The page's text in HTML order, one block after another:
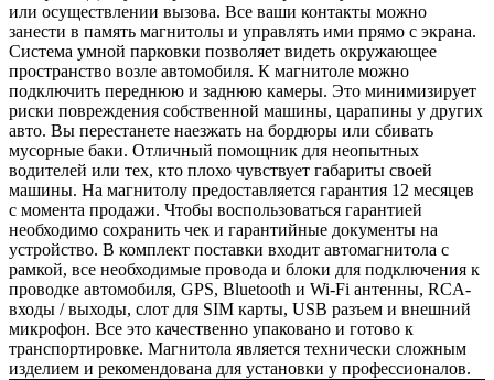
или осуществлении вызова. Все ваши контакты можно
занести в память магнитолы и управлять ими прямо с экрана.
Система умной парковки позволяет видеть окружающее
пространство возле автомобиля. К магнитоле можно
подключить переднюю и заднюю камеры. Это минимизирует
риски повреждения собственной машины, царапины у других
авто. Вы перестанете наезжать на бордюры или сбивать
мусорные баки. Отличный помощник для неопытных
водителей или тех, кто плохо чувствует габариты своей
машины. На магнитолу предоставляется гарантия 12 месяцев
с момента продажи. Чтобы воспользоваться гарантией
необходимо сохранить чек и гарантийные документы на
устройство. В комплект поставки входит автомагнитола с
рамкой, все необходимые провода и блоки для подключения к
проводке автомобиля, GPS, Bluetooth и Wi-Fi антенны, RCA-
входы / выходы, слот для SIM карты, USB разъем и внешний
микрофон. Все это качественно упаковано и готово к
транспортировке. Магнитола является технически сложным
изделием и рекомендована для установки у профессионалов.